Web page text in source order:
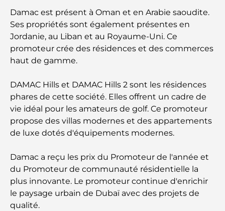
Meilleurs quartiers où vivre en famille à Dubaï :
découvrez les meilleures options
Hôtels 5 étoiles à Dubaï : un luxe inégalé pour
Que faire dans le centre-ville de Dubaï : votre
guide ultime
Les meilleurs iftars à Dubaï : 7 adresses
mémorable
Cafés à Business Bay : l’alliance parfaite du café et
de la convivialité
Damac est présent à Oman et en Arabie saoudite.
Ses propriétés sont également présentes en
Jordanie, au Liban et au Royaume-Uni. Ce
promoteur crée des résidences et des commerces
haut de gamme.
DAMAC Hills et DAMAC Hills 2 sont les résidences
phares de cette société. Elles offrent un cadre de
vie idéal pour les amateurs de golf. Ce promoteur
propose des villas modernes et des appartements
de luxe dotés d'équipements modernes.
Damac a reçu les prix du Promoteur de l'année et
du Promoteur de communauté résidentielle la
plus innovante. Le promoteur continue d'enrichir
le paysage urbain de Dubaï avec des projets de
qualité.